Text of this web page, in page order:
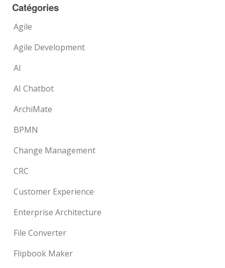
Catégories
Agile
Agile Development
AI
AI Chatbot
ArchiMate
BPMN
Change Management
CRC
Customer Experience
Enterprise Architecture
File Converter
Flipbook Maker